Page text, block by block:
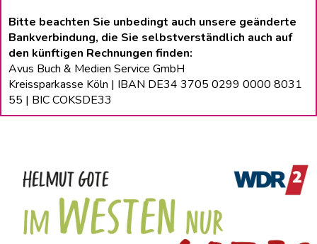
Bitte beachten Sie unbedingt auch unsere geänderte
Bankverbindung, die Sie selbstverständlich auch auf
den künftigen Rechnungen finden:
Avus Buch & Medien Service GmbH
Kreissparkasse Köln | IBAN DE34 3705 0299 0000 8031
55 | BIC COKSDE33